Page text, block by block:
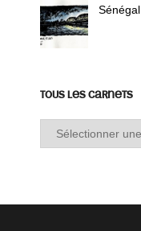
Sénégal
TOUS LES CARNETS
Tous
les